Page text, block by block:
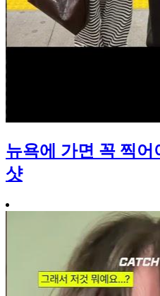
뉴욕에 가면 꼭 찍
샷